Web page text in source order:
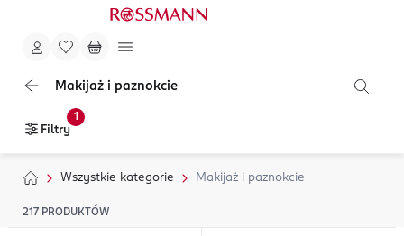
Makijaż i paznokcie
Filtry
1
Wszystkie kategorie Makijaż i paznokcie
217 PRODUKTÓW